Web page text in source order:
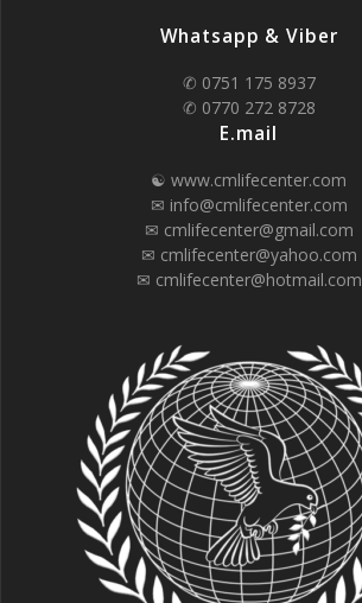
Whatsapp & Viber
✆ 0751 175 8937
✆ 0770 272 8728
E.mail
☯ www.cmlifecenter.com
✉ info@cmlifecenter.com
✉ cmlifecenter@gmail.com
✉ cmlifecenter@yahoo.com
✉ cmlifecenter@hotmail.com